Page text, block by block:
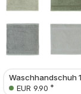
Waschhandschuh
EUR 9.90 *